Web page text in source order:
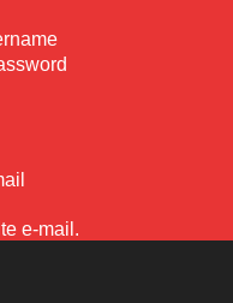
e-mail.